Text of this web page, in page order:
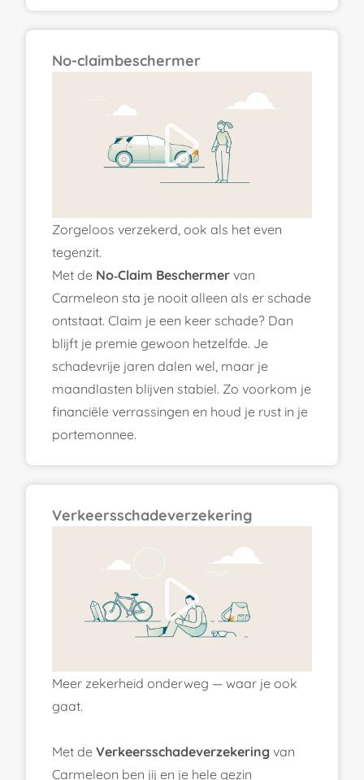
No-claimbeschermer
Zorgeloos verzekerd, ook als het even
tegenzit.
Met de No‑Claim Beschermer van
Carmeleon sta je nooit alleen als er schade
ontstaat. Claim je een keer schade? Dan
blijft je premie gewoon hetzelfde. Je
schadevrije jaren dalen wel, maar je
maandlasten blijven stabiel. Zo voorkom je
financiële verrassingen en houd je rust in je
portemonnee.
Verkeersschadeverzekering
Meer zekerheid onderweg — waar je ook
gaat.
Met de Verkeersschadeverzekering van
Carmeleon ben jij en je hele gezin